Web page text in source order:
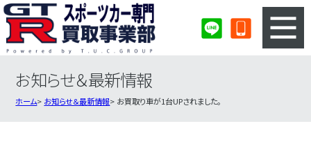
3ステップのカンタン査定
お知らせ＆最新情報
ホーム お知らせ＆最新情報 お買取り車が1台UPされました。